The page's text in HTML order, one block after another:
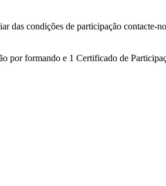
das condições de participação contacte-
por formando e 1 Certificado de